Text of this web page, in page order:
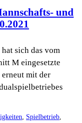
und
sich das vom
M eingesetzte
erneut mit der
Spielbetrieb